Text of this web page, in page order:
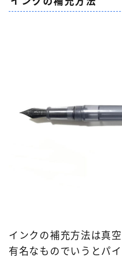
インクの補充方法は真空
有名なものでいうとパ